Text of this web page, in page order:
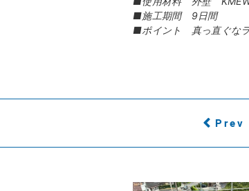
■施工期間 9日間
■ポイント 真っ直ぐなラ
Prev